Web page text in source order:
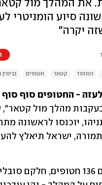
את המהלך מול
סיוע הומניטרי
יקרה"
המוסד קטאר חטופים בנימין